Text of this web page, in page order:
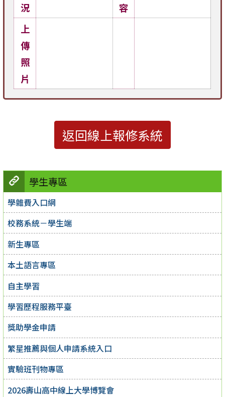
學生專區
學雜費入口網
校務系統－學生端
新生專區
本土語言專區
自主學習
學習歷程服務平臺
獎助學金申請
繁星推薦與個人申請系統入口
實驗班刊物專區
2026壽山高中線上大學博覽會
況
容
上
傳
照
片
返回線上報修系統